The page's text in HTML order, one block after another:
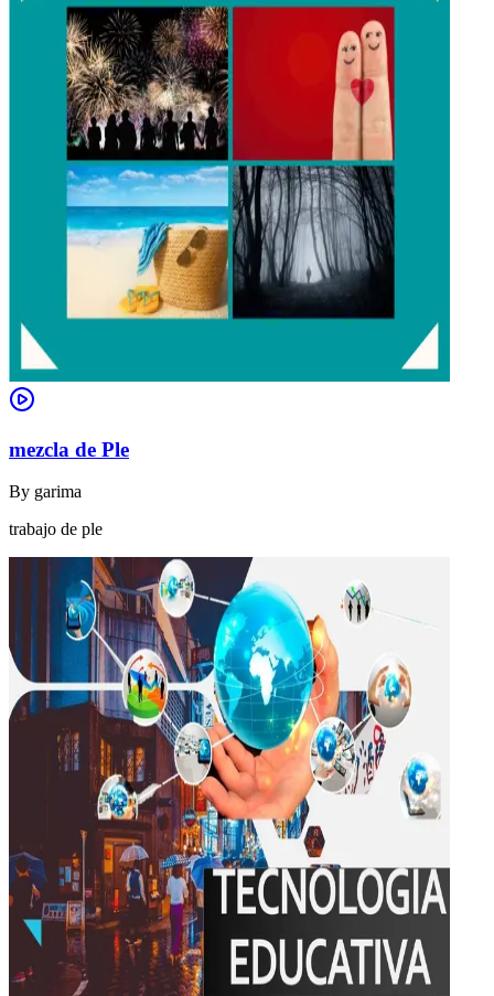
mezcla de Ple
By garima
trabajo de ple